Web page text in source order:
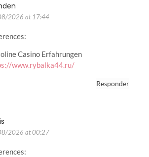
2026 at 17:44
Casino Erfahrungen
www.rybalka44.ru/
Responder
2026 at 00:27